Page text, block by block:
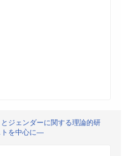
ジェンダーに関する理論的研
トを中心に―